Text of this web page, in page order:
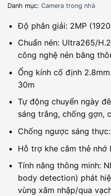
Danh mục: Camera trong nhà
Độ phân giải: 2MP
Chuẩn nén: Ultra265/
công nghệ nén băng
Ống kính cố định
30m
Tự động chuyển ngày
sáng trắng, chống gợn,
Chống ngược sáng
Hỗ trợ khe cắm thẻ nhớ
Tính năng thông minh:
body detection) phát
vùng xâm nhập/qua